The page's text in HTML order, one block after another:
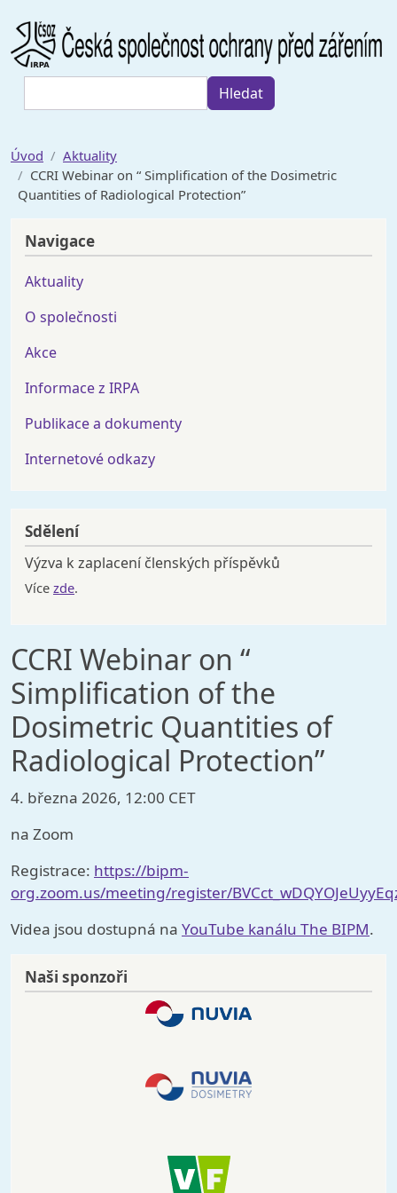
Hledat
Úvod
Aktuality
CCRI Webinar on “ Simplification of the Dosimetric
Quantities of Radiological Protection”
CCRI Webinar on “
Simplification of the
Dosimetric Quantities of
Radiological Protection”
4. března 2026, 12:00 CET
na Zoom
Registrace: https://bipm-
org.zoom.us/meeting/register/
Videa jsou dostupná na YouTube kanálu The BIPM.
Navigace
Aktuality
O společnosti
Akce
Informace z IRPA
Publikace a dokumenty
Internetové odkazy
Sdělení
Výzva k zaplacení členských příspěvků
Více zde.
Naši sponzoři
Image
Image
Image